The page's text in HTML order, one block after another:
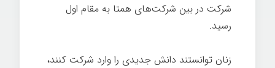
شرکت در بین شرکت‌های همتا به مقام اول
رسید.
زنان توانستند دانش جدیدی را وارد شرکت کنند،